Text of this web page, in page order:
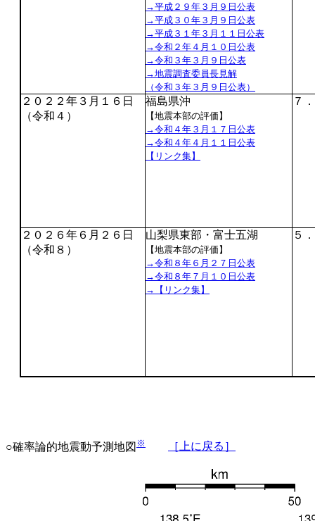
→平成２９年３月９日公表
→平成３０年３月９日公表
→平成３１年３月１１日公表
→令和２年４月１０日公表
→令和３年３月９日公表
→地震調査委員長見解
（令和３年３月９日公表）
２０２２年３月１６日
（令和４）
福島県沖
【地震本部の評価】
→令和４年３月１７日公表
→令和４年４月１１日公表
【リンク集】
７
２０２６年６月２６日
（令和８）
山梨県東部・富士五湖
【地震本部の評価】
→令和８年６月２７日公表
→令和８年７月１０日公表
→【リンク集】
５
○確率論的地震動予測地図 ※ ［上に戻る］